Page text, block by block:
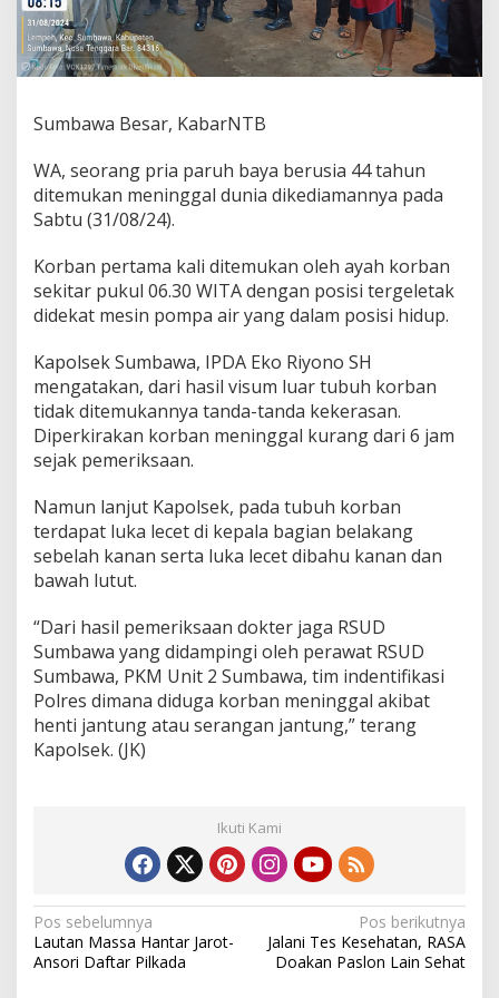
u
a
n
n
n
g
g
D
u
n
Sumbawa Besar, KabarNTB
WA, seorang pria paruh baya berusia 44 tahun
ditemukan meninggal dunia dikediamannya pada
Sabtu (31/08/24).
Korban pertama kali ditemukan oleh ayah korban
sekitar pukul 06.30 WITA dengan posisi tergeletak
didekat mesin pompa air yang dalam posisi hidup.
Kapolsek Sumbawa, IPDA Eko Riyono SH
mengatakan, dari hasil visum luar tubuh korban
tidak ditemukannya tanda-tanda kekerasan.
Diperkirakan korban meninggal kurang dari 6 jam
sejak pemeriksaan.
Namun lanjut Kapolsek, pada tubuh korban
terdapat luka lecet di kepala bagian belakang
sebelah kanan serta luka lecet dibahu kanan dan
bawah lutut.
“Dari hasil pemeriksaan dokter jaga RSUD
Sumbawa yang didampingi oleh perawat RSUD
Sumbawa, PKM Unit 2 Sumbawa, tim indentifikasi
Polres dimana diduga korban meninggal akibat
henti jantung atau serangan jantung,” terang
Kapolsek. (JK)
Ikuti Kami
N
a
Pos sebelumnya
Lautan Massa Hantar Jarot-
Ansori Daftar Pilkada
Pos berikutnya
Jalani Tes Kesehatan, RASA
Doakan Paslon Lain Sehat